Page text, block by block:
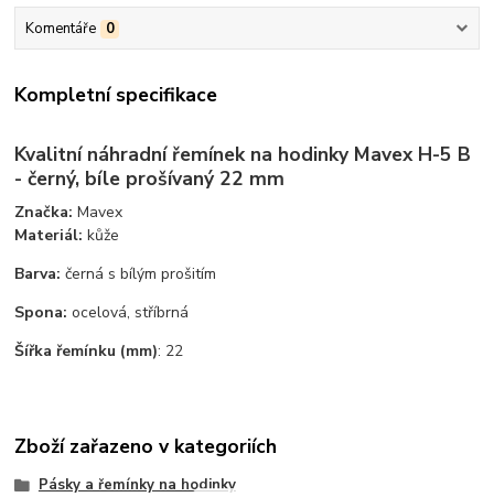
Komentáře 0
Kompletní specifikace
Kvalitní náhradní řemínek na hodinky Mavex H-5 B
- černý, bíle prošívaný 22 mm
Značka:Mavex
Materiál: kůže
Barva:černá s bílým prošitím
Spona: ocelová, stříbrná
Šířka řemínku (mm): 22
Zboží zařazeno v kategoriích
Pásky a řemínky na hodinky